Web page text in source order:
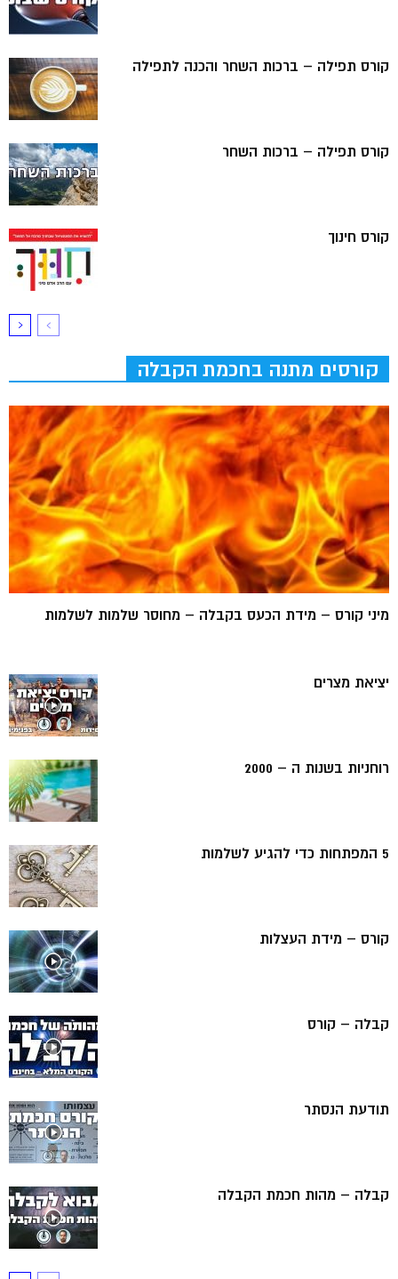
קורס תפילה – ברכות השחר והכנה לתפילה
קורס תפילה – ברכות השחר
קורס חינוך
קורסים מתנה בחכמת הקבלה
מיני קורס – מידת הכעס בקבלה – מחוסר שלמות לשלמות
יציאת מצרים
רוחניות בשנות ה – 2000
5 המפתחות כדי להגיע לשלמות
קורס – מידת העצלות
קבלה – קורס
תודעת הנסתר
קבלה – מהות חכמת הקבלה